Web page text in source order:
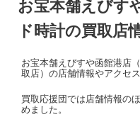
お宝本舗えびす
ド時計の買取店
お宝本舗えびすや函館港店
取店）の店舗情報やアクセ
買取応援団では店舗情報の
めました。